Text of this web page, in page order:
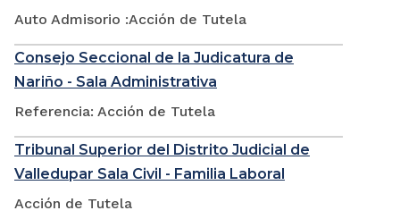
Auto Admisorio :Acción de Tutela
Consejo Seccional de la Judicatura de
Nariño - Sala Administrativa
Referencia: Acción de Tutela
Tribunal Superior del Distrito Judicial de
Valledupar Sala Civil - Familia Laboral
Acción de Tutela